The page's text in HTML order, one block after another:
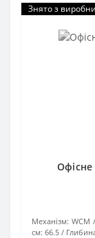
Знято з
Офісне
Механізм: WCM
см: 66.5